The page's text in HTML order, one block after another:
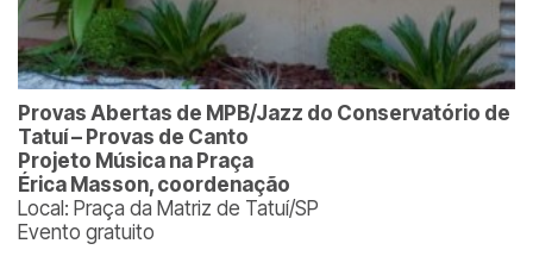
Provas Abertas de MPB/Jazz do Conservatório de
Tatuí – Provas de Canto
Projeto Música na Praça
Érica Masson, coordenação
Local: Praça da Matriz de Tatuí/SP
Evento gratuito